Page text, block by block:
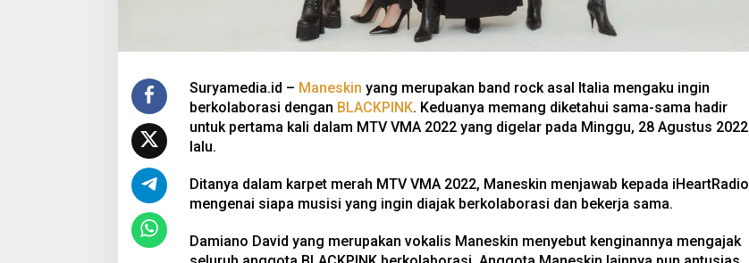
Suryamedia.id – Maneskin yang merupakan band rock asal Italia mengaku ingin
berkolaborasi dengan BLACKPINK. Keduanya memang diketahui sama-sama hadir
untuk pertama kali dalam MTV VMA 2022 yang digelar pada Minggu, 28 Agustus 2022
lalu.
Ditanya dalam karpet merah MTV VMA 2022, Maneskin menjawab kepada iHeartRadio
mengenai siapa musisi yang ingin diajak berkolaborasi dan bekerja sama.
Damiano David yang merupakan vokalis Maneskin menyebut kenginannya mengajak